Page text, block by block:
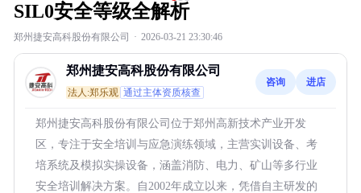
SIL0安全等级全解析
郑州捷安高科股份有限公司 · 2026-03-21 23:30:46
郑州捷安高科股份有限公司
法人:郑乐观 通过主体资质核查
咨询 进店
郑州捷安高科股份有限公司位于郑州高新技术产业开发
区，专注于安全培训与应急演练领域，主营实训设备、考
培系统及模拟实操设备，涵盖消防、电力、矿山等多行业
安全培训解决方案。自2002年成立以来，凭借自主研发的